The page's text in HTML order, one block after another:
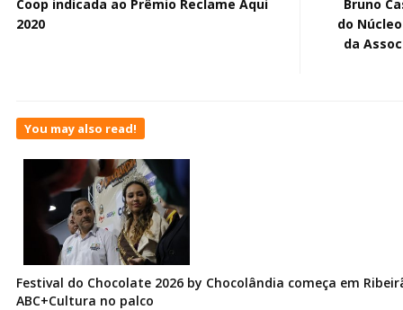
Coop indicada ao Prêmio Reclame Aqui
2020
Bruno
do
da
You may also read!
Festival do Chocolate 2026 by Chocolândia começa em
ABC+Cultura no palco